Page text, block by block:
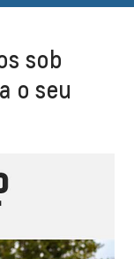
sob
o seu